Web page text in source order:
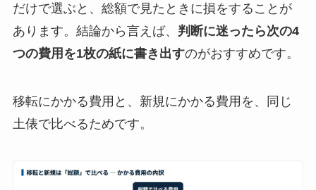
だけで選ぶと、総額で見たときに損をすることが
あります。結論から言えば、 判断に迷ったら次の4
つの費用を1枚の紙に書き出すのがおすすめです。
移転にかかる費用と、新規にかかる費用を、同じ
土俵で比べるためです。